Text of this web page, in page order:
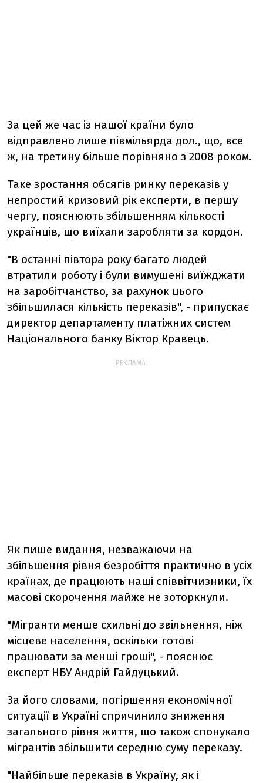
За цей же час із нашої країни було
відправлено лише півмільярда дол., що, все
ж, на третину більше порівняно з 2008 роком.
Таке зростання обсягів ринку переказів у
непростий кризовий рік експерти, в першу
чергу, пояснюють збільшенням кількості
українців, що виїхали заробляти за кордон.
"В останні півтора року багато людей
втратили роботу і були вимушені виїжджати
на заробітчанство, за рахунок цього
збільшилася кількість переказів", - припускає
директор департаменту платіжних систем
Національного банку Віктор Кравець.
РЕКЛАМА:
Як пише видання, незважаючи на
збільшення рівня безробіття практично в усіх
країнах, де працюють наші співвітчизники, їх
масові скорочення майже не зоторкнули.
"Мігранти менше схильні до звільнення, ніж
місцеве населення, оскільки готові
працювати за менші гроші", - пояснює
експерт НБУ Андрій Гайдуцький.
За його словами, погіршення економічної
ситуації в Україні спричинило зниження
загального рівня життя, що також спонукало
мігрантів збільшити середню суму переказу.
"Найбільше переказів в Україну, як і